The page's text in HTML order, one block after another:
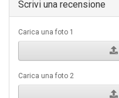
Scrivi una recensione
Carica una foto 1
Carica una foto 2